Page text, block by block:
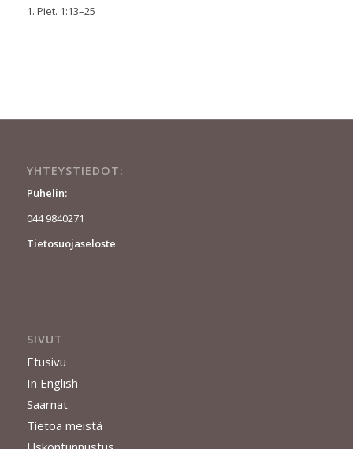
1. Piet. 1:13–25
YHTEYSTIEDOT:
Puhelin:
044 9840271
Tietosuojaseloste
SIVUT
Etusivu
In English
Saarnat
Tietoa meistä